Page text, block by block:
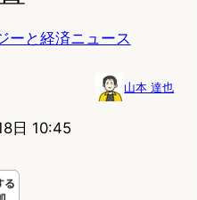
ーと経済ニュース
山本 達也
日 10:45